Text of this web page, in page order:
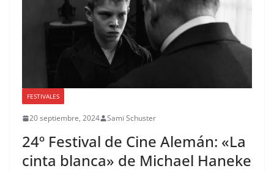
FESTIVALES
20 septiembre, 2024 Sami Schuster
24º Festival de Cine Alemán: «La
cinta blanca» de Michael Haneke